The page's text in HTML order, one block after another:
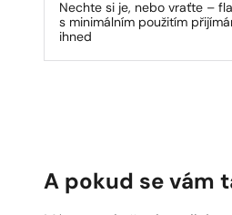
Nechte si je, nebo vraťte –
s minimálním použitím
ihned
A pokud se vám